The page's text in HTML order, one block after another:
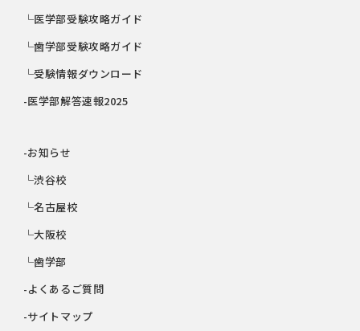
└医学部受験攻略ガイド
└歯学部受験攻略ガイド
└受験情報ダウンロード
-医学部解答速報2025
-お知らせ
└渋谷校
└名古屋校
└大阪校
└歯学部
-よくあるご質問
-サイトマップ